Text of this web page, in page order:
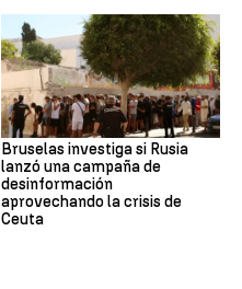
Bruselas investiga si Rusia
lanzó una campaña de
desinformación
aprovechando la crisis de
Ceuta